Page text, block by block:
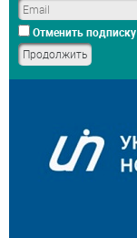
Отменить подписку